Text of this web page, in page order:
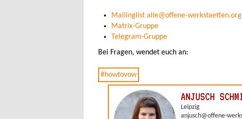
Mailinglist alle@offene-werkstaetten.org
Matrix-Gruppe
Telegram-Gruppe
Bei Fragen, wendet euch an: